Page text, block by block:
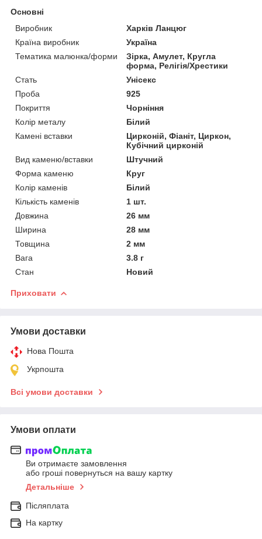
Основні
Виробник
Харків Ланцюг
Країна виробник
Україна
Тематика малюнка/форми
Зірка, Амулет, Кругла
форма, Релігія/Хрестики
Стать
Унісекс
Проба
925
Покриття
Чорніння
Колір металу
Білий
Камені вставки
Цирконій, Фіаніт, Циркон,
Кубічний цирконій
Вид каменю/вставки
Штучний
Форма каменю
Круг
Колір каменів
Білий
Кількість каменів
1 шт.
Довжина
26 мм
Ширина
28 мм
Товщина
2 мм
Вага
3.8 г
Стан
Новий
Приховати
Умови доставки
Нова Пошта
Укрпошта
Всі умови доставки
Умови оплати
Ви отримаєте замовлення
або гроші повернуться на вашу картку
Детальніше
Післяплата
На картку